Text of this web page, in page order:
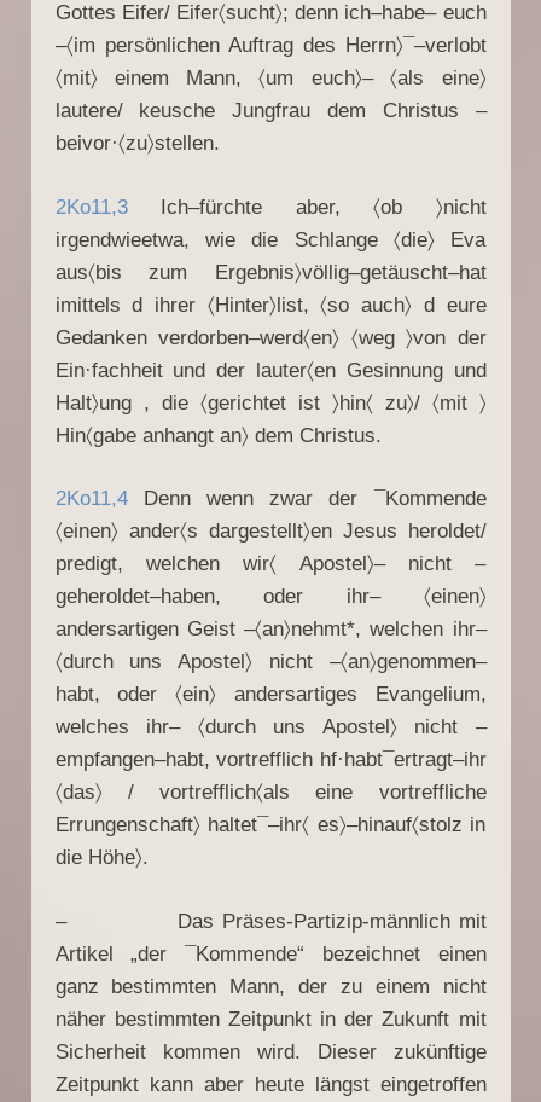
Gottes Eifer/ Eifer〈sucht〉; denn ich–habe– euch
–〈im persönlichen Auftrag des Herrn〉¯–verlobt
〈mit〉 einem Mann, 〈um euch〉– 〈als eine〉
lautere/ keusche Jungfrau dem Christus –
beivor·〈zu〉stellen.
2Ko11,3Ich–fürchte aber, 〈ob 〉nicht
irgendwieetwa, wie die Schlange 〈die〉 Eva
aus〈bis zum Ergebnis〉völlig–getäuscht–hat
imittels d ihrer 〈Hinter〉list, 〈so auch〉 d eure
Gedanken verdorben–werd〈en〉 〈weg 〉von der
Ein·fachheit und der lauter〈en Gesinnung und
Halt〉ung , die 〈gerichtet ist 〉hin〈 zu〉/ 〈mit 〉
Hin〈gabe anhangt an〉 dem Christus.
2Ko11,4Denn wenn zwar der ¯Kommende
〈einen〉 ander〈s dargestellt〉en Jesus heroldet/
predigt, welchen wir〈 Apostel〉– nicht –
geheroldet–haben, oder ihr– 〈einen〉
andersartigen Geist –〈an〉nehmt*, welchen ihr–
〈durch uns Apostel〉 nicht –〈an〉genommen–
habt, oder 〈ein〉 andersartiges Evangelium,
welches ihr– 〈durch uns Apostel〉 nicht –
empfangen–habt, vortrefflich hf·habt¯ertragt–ihr
〈das〉 / vortrefflich〈als eine vortreffliche
Errungenschaft〉 haltet¯–ihr〈 es〉–hinauf〈stolz in
die Höhe〉.
– Das Präses-Partizip-männlich mit
Artikel „der ¯Kommende“ bezeichnet einen
ganz bestimmten Mann, der zu einem nicht
näher bestimmten Zeitpunkt in der Zukunft mit
Sicherheit kommen wird. Dieser zukünftige
Zeitpunkt kann aber heute längst eingetroffen